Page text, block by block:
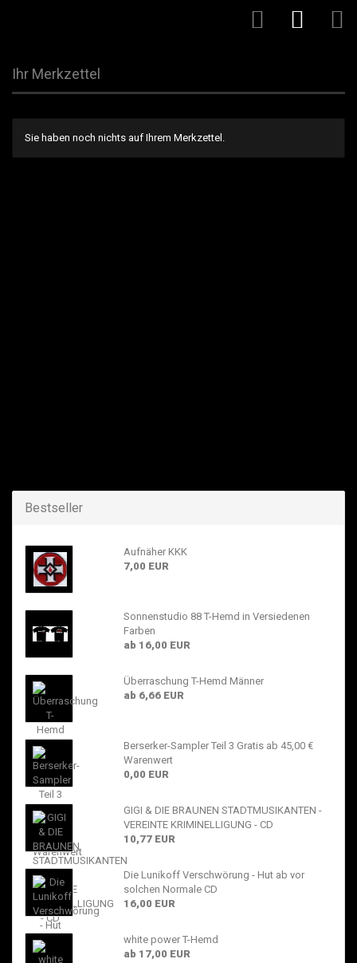
Ihr Merkzettel
Sie haben noch nichts auf Ihrem Merkzettel.
Bestseller
Aufnäher KKK
7,00 EUR
Sonnenstudio 88 T-Hemd in Versiedenen
Farben
ab 16,00 EUR
Überraschung T-Hemd Männer
ab 6,66 EUR
Berserker-Sampler Teil 3 Gratis ab 45,00 €
Warenwert
0,00 EUR
GIGI & DIE BRAUNEN STADTMUSIKANTEN -
VEREINTE KRIMINELLIGUNG - CD
10,77 EUR
Die Lunikoff Verschwörung - Hut ab vor
solchen Normale CD
16,00 EUR
white power T-Hemd
ab 17,00 EUR